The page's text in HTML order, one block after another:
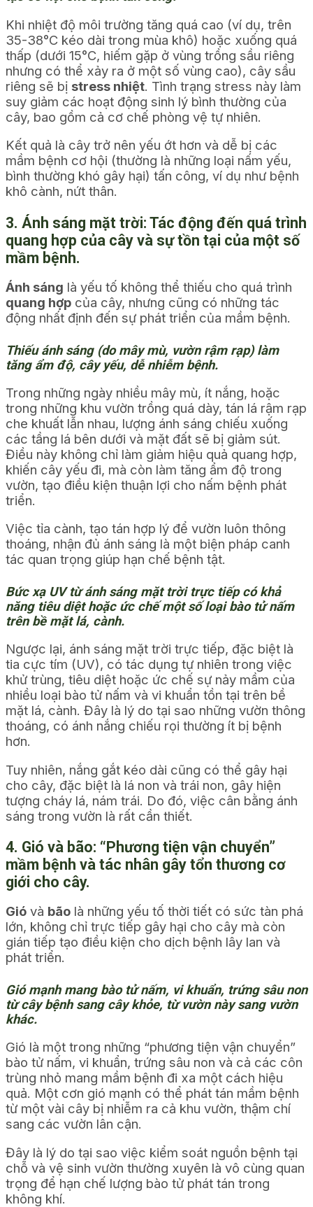
Khi nhiệt độ môi trường tăng quá cao (ví dụ, trên
35-38°C kéo dài trong mùa khô) hoặc xuống quá
thấp (dưới 15°C, hiếm gặp ở vùng trồng sầu riêng
nhưng có thể xảy ra ở một số vùng cao), cây sầu
riêng sẽ bị stress nhiệt. Tình trạng stress này làm
suy giảm các hoạt động sinh lý bình thường của
cây, bao gồm cả cơ chế phòng vệ tự nhiên.
Kết quả là cây trở nên yếu ớt hơn và dễ bị các
mầm bệnh cơ hội (thường là những loại nấm yếu,
bình thường khó gây hại) tấn công, ví dụ như bệnh
khô cành, nứt thân.
3. Ánh sáng mặt trời: Tác động đến quá trình
quang hợp của cây và sự tồn tại của một số
mầm bệnh.
Ánh sáng là yếu tố không thể thiếu cho quá trình
quang hợp của cây, nhưng cũng có những tác
động nhất định đến sự phát triển của mầm bệnh.
Thiếu ánh sáng (do mây mù, vườn rậm rạp) làm
tăng ẩm độ, cây yếu, dễ nhiễm bệnh.
Trong những ngày nhiều mây mù, ít nắng, hoặc
trong những khu vườn trồng quá dày, tán lá rậm rạp
che khuất lẫn nhau, lượng ánh sáng chiếu xuống
các tầng lá bên dưới và mặt đất sẽ bị giảm sút.
Điều này không chỉ làm giảm hiệu quả quang hợp,
khiến cây yếu đi, mà còn làm tăng ẩm độ trong
vườn, tạo điều kiện thuận lợi cho nấm bệnh phát
triển.
Việc tỉa cành, tạo tán hợp lý để vườn luôn thông
thoáng, nhận đủ ánh sáng là một biện pháp canh
tác quan trọng giúp hạn chế bệnh tật.
Bức xạ UV từ ánh sáng mặt trời trực tiếp có khả
năng tiêu diệt hoặc ức chế một số loại bào tử nấm
trên bề mặt lá, cành.
Ngược lại, ánh sáng mặt trời trực tiếp, đặc biệt là
tia cực tím (UV), có tác dụng tự nhiên trong việc
khử trùng, tiêu diệt hoặc ức chế sự nảy mầm của
nhiều loại bào tử nấm và vi khuẩn tồn tại trên bề
mặt lá, cành. Đây là lý do tại sao những vườn thông
thoáng, có ánh nắng chiếu rọi thường ít bị bệnh
hơn.
Tuy nhiên, nắng gắt kéo dài cũng có thể gây hại
cho cây, đặc biệt là lá non và trái non, gây hiện
tượng cháy lá, nám trái. Do đó, việc cân bằng ánh
sáng trong vườn là rất cần thiết.
4. Gió và bão: “Phương tiện vận chuyển”
mầm bệnh và tác nhân gây tổn thương cơ
giới cho cây.
Gió và bão là những yếu tố thời tiết có sức tàn phá
lớn, không chỉ trực tiếp gây hại cho cây mà còn
gián tiếp tạo điều kiện cho dịch bệnh lây lan và
phát triển.
Gió mạnh mang bào tử nấm, vi khuẩn, trứng sâu non
từ cây bệnh sang cây khỏe, từ vườn này sang vườn
khác.
Gió là một trong những “phương tiện vận chuyển”
bào tử nấm, vi khuẩn, trứng sâu non và cả các côn
trùng nhỏ mang mầm bệnh đi xa một cách hiệu
quả. Một cơn gió mạnh có thể phát tán mầm bệnh
từ một vài cây bị nhiễm ra cả khu vườn, thậm chí
sang các vườn lân cận.
Đây là lý do tại sao việc kiểm soát nguồn bệnh tại
chỗ và vệ sinh vườn thường xuyên là vô cùng quan
trọng để hạn chế lượng bào tử phát tán trong
không khí.